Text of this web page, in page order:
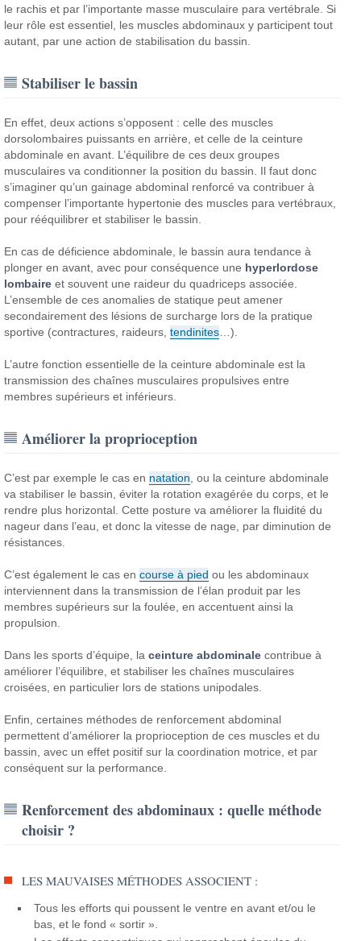
le rachis et par l’importante masse musculaire para vertébrale. Si
leur rôle est essentiel, les muscles abdominaux y participent tout
autant, par une action de stabilisation du bassin.
Stabiliser le bassin
En effet, deux actions s’opposent : celle des muscles
dorsolombaires puissants en arrière, et celle de la ceinture
abdominale en avant. L’équilibre de ces deux groupes
musculaires va conditionner la position du bassin. Il faut donc
s’imaginer qu’un gainage abdominal renforcé va contribuer à
compenser l’importante hypertonie des muscles para vertébraux,
pour rééquilibrer et stabiliser le bassin.
En cas de déficience abdominale, le bassin aura tendance à
plonger en avant, avec pour conséquence une hyperlordose
lombaire et souvent une raideur du quadriceps associée.
L’ensemble de ces anomalies de statique peut amener
secondairement des lésions de surcharge lors de la pratique
sportive (contractures, raideurs,tendinites …).
L’autre fonction essentielle de la ceinture abdominale est la
transmission des chaînes musculaires propulsives entre
membres supérieurs et inférieurs.
Améliorer la proprioception
C’est par exemple le cas en natation , ou la ceinture abdominale
va stabiliser le bassin, éviter la rotation exagérée du corps, et le
rendre plus horizontal. Cette posture va améliorer la fluidité du
nageur dans l’eau, et donc la vitesse de nage, par diminution de
résistances.
C’est également le cas encourse à pied ou les abdominaux
interviennent dans la transmission de l’élan produit par les
membres supérieurs sur la foulée, en accentuent ainsi la
propulsion.
Dans les sports d’équipe, laceinture abdominale contribue à
améliorer l’équilibre, et stabiliser les chaînes musculaires
croisées, en particulier lors de stations unipodales.
Enfin, certaines méthodes de renforcement abdominal
permettent d’améliorer la proprioception de ces muscles et du
bassin, avec un effet positif sur la coordination motrice, et par
conséquent sur la performance.
Renforcement des abdominaux : quelle méthode
choisir ?
LES MAUVAISES MÉTHODES ASSOCIENT :
Tous les efforts qui poussent le ventre en avant et/ou le
bas, et le fond « sortir ».